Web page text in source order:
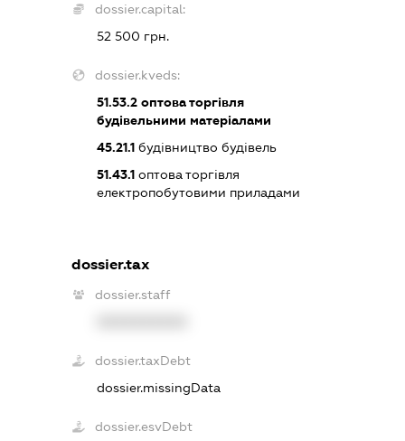
dossier.capital:
52 500 грн.
dossier.kveds:
51.53.2оптова торгівля
будівельними матеріалами
45.21.1будівництво будівель
51.43.1оптова торгівля
електропобутовими приладами
dossier.tax
dossier.staff
dossier.taxDebt
dossier.missingData
dossier.esvDebt